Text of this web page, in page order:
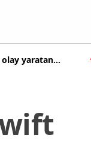
yaratan